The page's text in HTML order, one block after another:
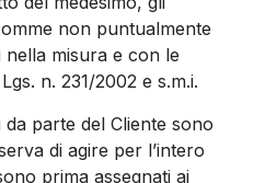
non puntualmente
misura e con le
n. 231/2002 e s.m.i.
parte del Cliente sono
di agire per l’intero
prima assegnati ai